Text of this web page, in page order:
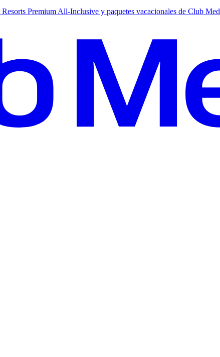
Resorts Premium All-Inclusive y paquetes vacacionales de Club Med